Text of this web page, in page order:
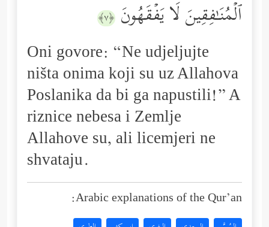
ٱلۡمُنَـٰفِقِینَ لَا یَفۡقَهُونَ ﴿٧﴾
Oni govore: “Ne udjeljujte
ništa onima koji su uz Allahova
Poslanika da bi ga napustili!” A
riznice nebesa i Zemlje
Allahove su, ali licemjeri ne
shvataju.
Arabic explanations of the Qur’an: